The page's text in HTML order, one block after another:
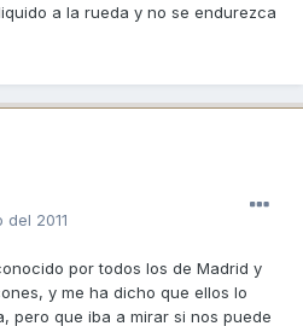
a la rueda y no se endurezca
del 2011
por todos los de Madrid y
y me ha dicho que ellos lo
pero que iba a mirar si nos puede